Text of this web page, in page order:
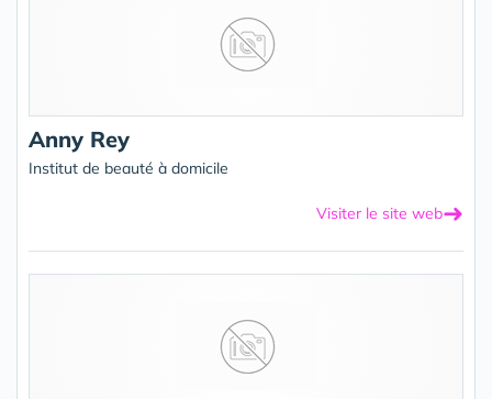
Anny Rey
Institut de beauté à domicile
Visiter le site web➜